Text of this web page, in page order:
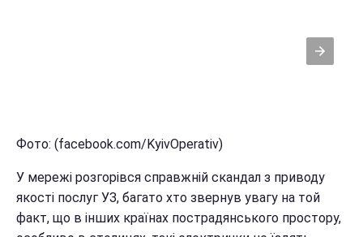
Фото: (facebook.com/KyivOperativ)
У мережі розгорівся справжній скандал з приводу
якості послуг УЗ, багато хто звернув увагу на той
факт, що в інших країнах пострадянського простору,